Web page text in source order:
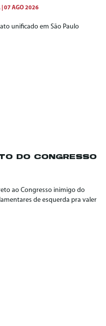
07 AGO 2026
unificado em São Paulo
DO CONGRESSO
ao Congresso inimigo do
de esquerda pra valer